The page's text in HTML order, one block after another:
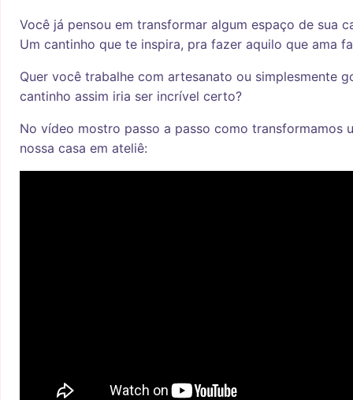
Você já pensou em transformar algum espaço de sua
Um cantinho que te inspira, pra fazer aquilo que ama
Quer você trabalhe com artesanato ou simplesmente
cantinho assim iria ser incrível certo?
No vídeo mostro passo a passo como transformamos
nossa casa em ateliê: